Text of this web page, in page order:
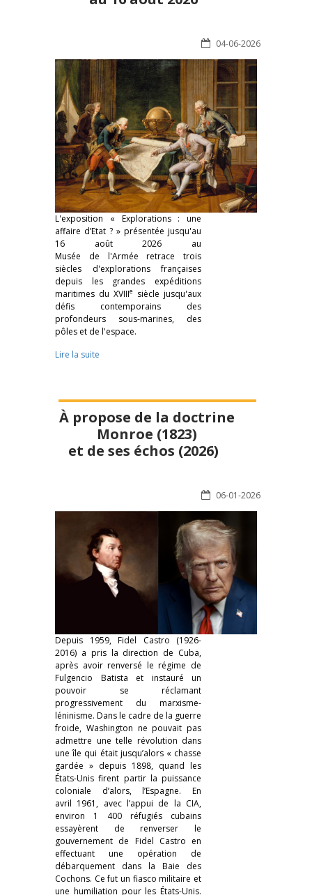
04-06-2026
L'exposition « Explorations : une
affaire d’Etat ? » présentée jusqu'au
16 août 2026 au
Musée de l'Armée retrace trois
siècles d'explorations françaises
depuis les grandes expéditions
maritimes du XVIIIe siècle jusqu'aux
défis contemporains des
profondeurs sous-marines, des
pôles et de l'espace.
Lire la suite
À propose de la doctrine
Monroe (1823)
et de ses échos (2026)
06-01-2026
Depuis 1959, Fidel Castro (1926-
2016) a pris la direction de Cuba,
après avoir renversé le régime de
Fulgencio Batista et instauré un
pouvoir se réclamant
progressivement du marxisme-
léninisme. Dans le cadre de la guerre
froide, Washington ne pouvait pas
admettre une telle révolution dans
une île qui était jusqu’alors « chasse
gardée » depuis 1898, quand les
États-Unis firent partir la puissance
coloniale d’alors, l’Espagne. En
avril 1961, avec l’appui de la CIA,
environ 1 400 réfugiés cubains
essayèrent de renverser le
gouvernement de Fidel Castro en
effectuant une opération de
débarquement dans la Baie des
Cochons. Ce fut un fiasco militaire et
une humiliation pour les États-Unis.